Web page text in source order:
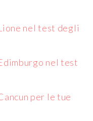
nel test degli
nel test
per le tue